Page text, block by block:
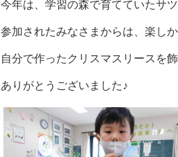
今年は、学習の森で育てていたサ
参加されたみなさまからは、楽し
自分で作ったクリスマスリースを
ありがとうございました♪